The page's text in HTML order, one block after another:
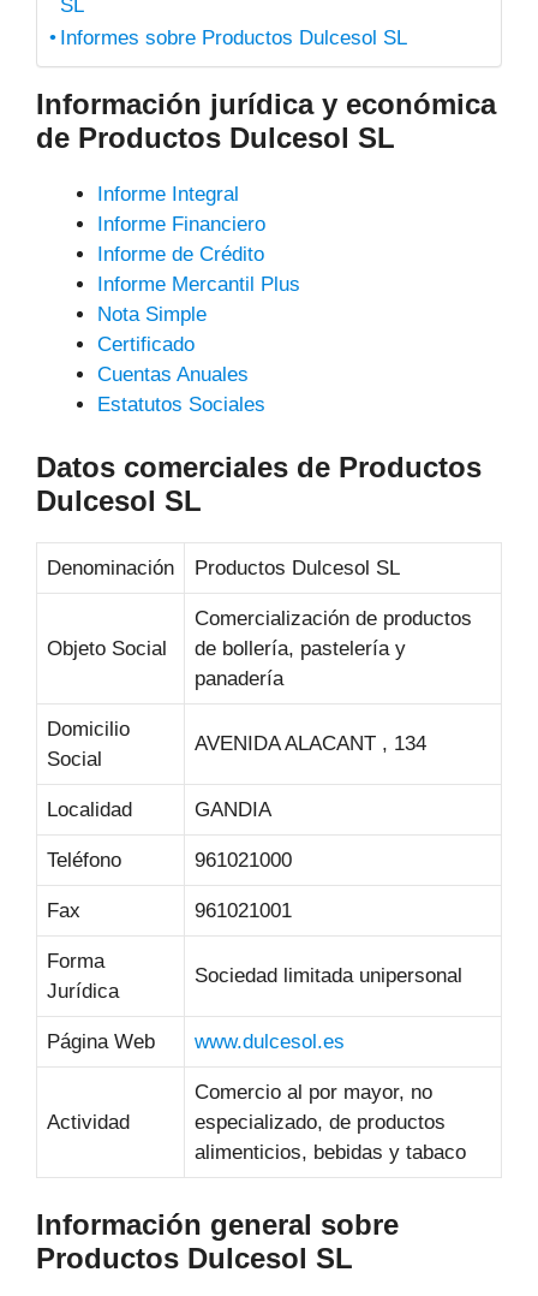
SL
Informes sobre Productos Dulcesol SL
Información jurídica y económica
de Productos Dulcesol SL
Informe Integral
Informe Financiero
Informe de Crédito
Informe Mercantil Plus
Nota Simple
Certificado
Cuentas Anuales
Estatutos Sociales
Datos comerciales de Productos
Dulcesol SL
Denominación Productos Dulcesol SL
Objeto Social
Comercialización de productos
de bollería, pastelería y
panadería
Domicilio
Social
AVENIDA ALACANT , 134
Localidad GANDIA
Teléfono 961021000
Fax 961021001
Forma
Jurídica
Sociedad limitada unipersonal
Página Web www.dulcesol.es
Actividad
Comercio al por mayor, no
especializado, de productos
alimenticios, bebidas y tabaco
Información general sobre
Productos Dulcesol SL